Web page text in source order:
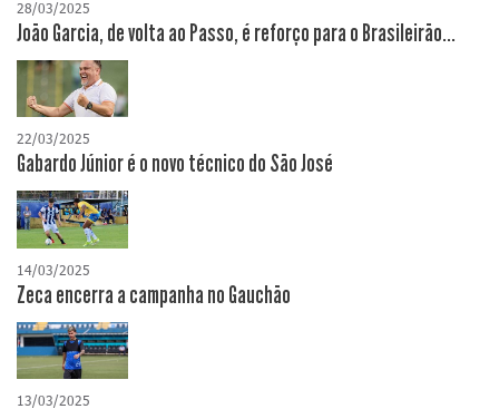
28/03/2025
João Garcia, de volta ao Passo, é reforço para o Brasileirão...
22/03/2025
Gabardo Júnior é o novo técnico do São José
14/03/2025
Zeca encerra a campanha no Gauchão
13/03/2025